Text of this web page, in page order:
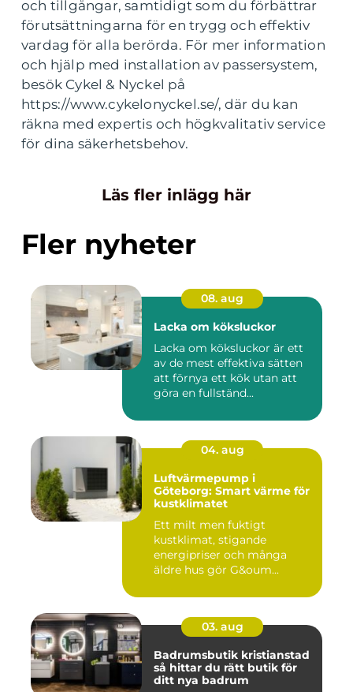
och tillgångar, samtidigt som du förbättrar
förutsättningarna för en trygg och effektiv
vardag för alla berörda. För mer information
och hjälp med installation av passersystem,
besök Cykel & Nyckel på
https://www.cykelonyckel.se/, där du kan
räkna med expertis och högkvalitativ service
för dina säkerhetsbehov.
Läs fler inlägg här
Fler nyheter
08. aug
Lacka om köksluckor
Lacka om köksluckor är ett
av de mest effektiva sätten
att förnya ett kök utan att
göra en fullständ...
04. aug
Luftvärmepump i
Göteborg: Smart värme för
kustklimatet
Ett milt men fuktigt
kustklimat, stigande
energipriser och många
äldre hus gör G&oum...
03. aug
Badrumsbutik kristianstad
så hittar du rätt butik för
ditt nya badrum